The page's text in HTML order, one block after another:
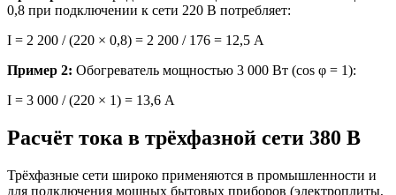
0,8 при подключении к сети 220 В потребляет:
I = 2 200 / (220 × 0,8) = 2 200 / 176 = 12,5 А
Пример 2: Обогреватель мощностью 3 000 Вт (cos φ = 1):
I = 3 000 / (220 × 1) = 13,6 А
Расчёт тока в трёхфазной сети 380 В
Трёхфазные сети широко применяются в промышленности и
для подключения мощных бытовых приборов (электроплиты,